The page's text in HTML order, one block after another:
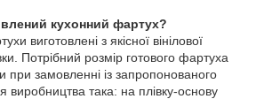
кухонний фартух?
виготовлені з якісної вінілової
Потрібний розмір готового фартуха
при замовленні із запропонованого
виробництва така: на плівку-основу